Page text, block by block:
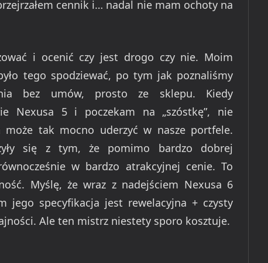
cennik i… nadal nie mam ochoty na
i ocenić czy jest drogo czy nie. Moim
tego spodziewać, po tym jak poznaliśmy
bez umów, prosto ze sklepu. Kiedy
Nexusa 5 i poczekam na „szóstkę”, nie
może tak mocno uderzyć w nasze portfele.
się z tym, że pomimo bardzo dobrej
w bardzo atrakcyjnej cenie. To
Myślę, że wraz z nadejściem Nexusa 6
jego specyfikacja jest rewelacyjna + czysty
Ale ten mistrz niestety sporo kosztuje.